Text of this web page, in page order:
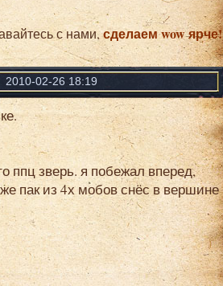
с нами,сделаем wow ярче!
2010-02-26 18:19
ппц зверь. я побежал вперед,
пак из 4х мобов снёс в вершине